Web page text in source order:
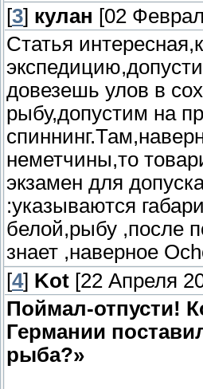
[3] кулан [02
Статья
довезешь улов в
рыбу,допустим на
неметчины,то
экзамен для
:указываются
белой,рыбу ,после
знает ,наверное
[4] Kot [22 Апреля
Поймал-отпусти!
Германии
рыба?»